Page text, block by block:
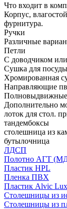
Что входит в
Корпус,
фурнитура.
Ручки
Различные
Петли
С доводчиком
Сушка для посуды
Хромированная
Направляющие
Полновыдвижные
Дополнительно
лоток для стол.
тандембоксы
столешница из
бутылочница
ЛДСП
Полотно АГТ
Пластик HPL
Пленка ПВХ
Пластик Alvic
Столешницы из
Столешницы из